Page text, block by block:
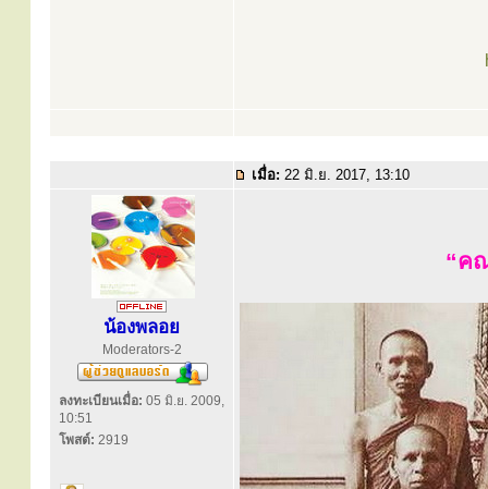
เมื่อ: 22 มิ.ย. 2017, 13:10
น้องพลอย
Moderators-2
ลงทะเบียนเมื่อ: 05 มิ.ย. 2009,
10:51
โพสต์: 2919
“ค